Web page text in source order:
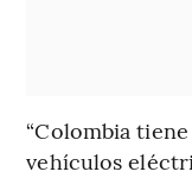
“Colombia
vehículos